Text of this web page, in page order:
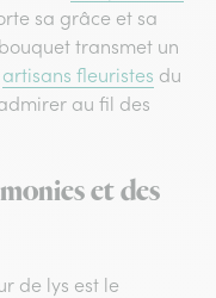
sa grâce et sa
transmet un
artisans fleuristes du
au fil des
et des
de lys est le